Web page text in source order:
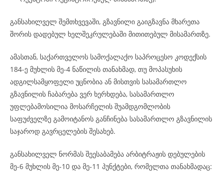
განსახილველ შემთხვევაში, გზავნილი გაიგზავნა მხარეთა
შორის დადებულ ხელშეკრულებაში მითითებულ მისამართზე.
ამასთან, საქართველოს სამოქალაქო საპროცესო კოდექსის
184-ე მუხლის მე-4 ნაწილის თანახმად, თუ მოპასუხის
ადგილსამყოფელი უცნობია ან მისთვის სასამართლო
გზავნილის ჩაბარება ვერ ხერხდება, სასამართლო
უფლებამოსილია მოსარჩელის შუამდგომლობის
საფუძველზე გამოიტანოს განჩინება სასამართლო გზავნილის
საჯაროდ გავრცელების შესახებ.
განსახილველ ნორმას შეესაბამება არბიტრაჟის დებულების
მე-6 მუხლის მე-10 და მე-11 პუნქტები, რომელთა თანახმადაც: